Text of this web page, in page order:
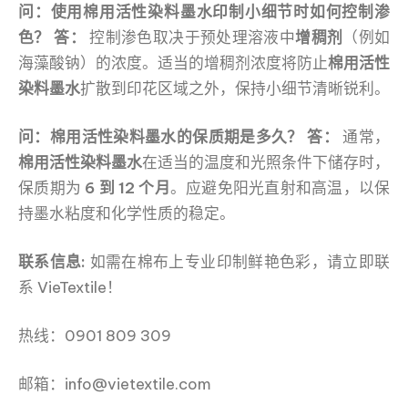
问：使用棉用活性染料墨水印制小细节时如何控制渗
色？
答： 控制渗色取决于预处理溶液中增稠剂
（例如
海藻酸钠）的浓度。适当的增稠剂浓度将防止棉用活性
染料墨水扩散到印花区域之外，保持小细节清晰锐利。
问：棉用活性染料墨水的保质期是多久？ 答：
通常，
棉用活性染料墨水在适当的温度和光照条件下储存时，
保质期为 6 到 12 个月。应避免阳光直射和高温，以保
持墨水粘度和化学性质的稳定。
联系信息: 如需在棉布上专业印制鲜艳色彩，请立即联
系 VieTextile！
热线：0901 809 309
邮箱：info@vietextile.com